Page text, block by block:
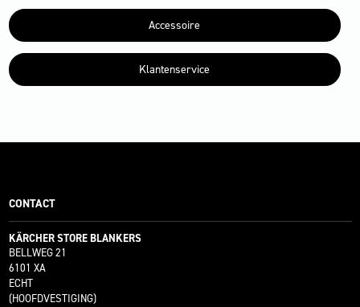
Accessoire
Klantenservice
CONTACT
KÄRCHER STORE BLANKERS
BELLWEG 21
6101 XA
ECHT
(HOOFDVESTIGING)